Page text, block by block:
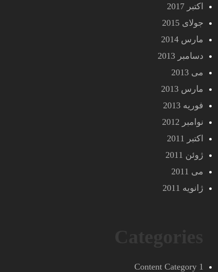
اکتبر 2017
جولای 2015
مارس 2014
دسامبر 2013
می 2013
مارس 2013
فوریه 2013
نوامبر 2012
اکتبر 2011
ژوئن 2011
می 2011
ژانویه 2011
Content Category 1